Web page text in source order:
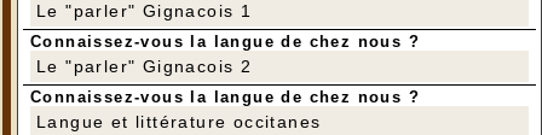
Le "parler" Gignacois 1
Connaissez-vous la langue de chez nous ?
Le "parler" Gignacois 2
Connaissez-vous la langue de chez nous ?
Langue et littérature occitanes